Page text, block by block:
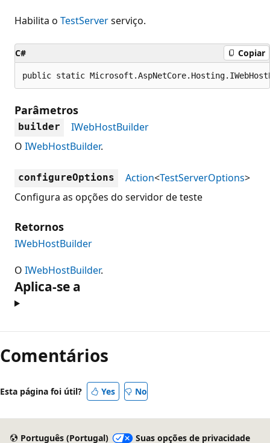
Habilita o TestServerserviço.
C# Copiar
public static
Parâmetros
builder
IWebHostBuilder
O IWebHostBuilder.
configureOptions Action<TestServerOptions>
Configura as opções do servidor de teste
Retornos
IWebHostBuilder
O IWebHostBuilder.
Aplica-se a
Modo
de
leitura
Comentários
Esta página foi útil? Yes No
Português (Portugal) Suas opções de privacidade